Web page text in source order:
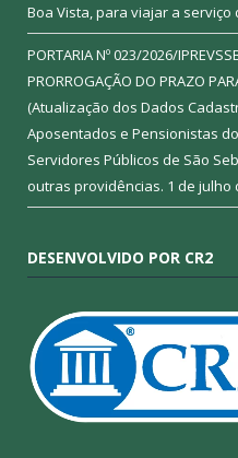
Boa Vista, para viajar a serviço
PORTARIA Nº 023/2026/
PRORROGAÇÃO DO PRAZO
(Atualização dos Dados
Aposentados e Pensionistas
Servidores Públicos de São
outras providências. 1 de julho
DESENVOLVIDO POR CR2